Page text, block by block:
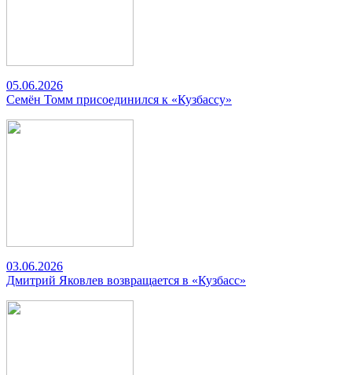
05.06.2026
Семён Томм присоединился к «Кузбассу»
03.06.2026
Дмитрий Яковлев возвращается в «Кузбасс»